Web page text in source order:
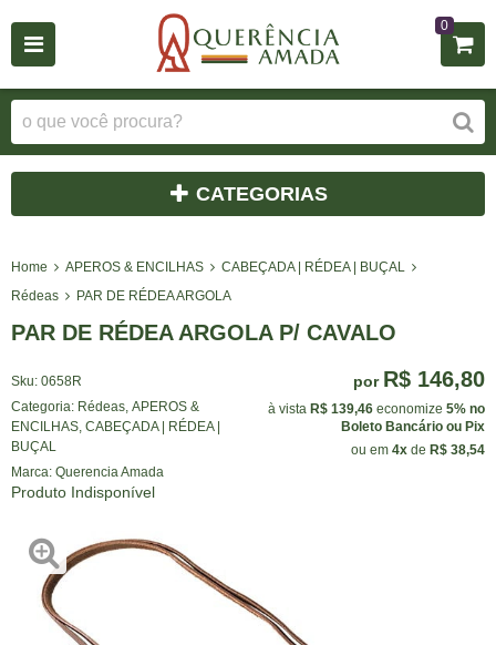
0
CATEGORIAS
Home APEROS & ENCILHAS
CABEÇADA | RÉDEA | BUÇAL
Rédeas
PAR DE RÉDEA ARGOLA
PAR DE RÉDEA ARGOLA P/ CAVALO
Sku: 0658R
Categoria: Rédeas APEROS &
ENCILHAS CABEÇADA | RÉDEA |
BUÇAL
Marca: Querencia Amada
Produto Indisponível
por R$ 146,80
à vista R$ 139,46 economize 5% no
Boleto Bancário ou Pix
ou em 4x de R$ 38,54